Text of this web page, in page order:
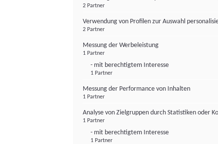
2 Partner
Verwendung von Profilen zur Auswahl
2 Partner
Messung der Werbeleistung
1 Partner
- mit berechtigtem Interesse
1 Partner
Messung der Performance von Inhalten
1 Partner
Analyse von Zielgruppen durch Statistiken oder
1 Partner
- mit berechtigtem Interesse
1 Partner